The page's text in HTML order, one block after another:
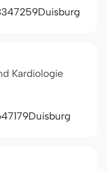
47259Duisburg
Kardiologie
47179Duisburg